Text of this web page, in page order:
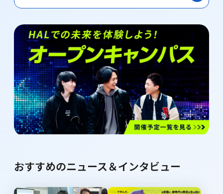
おすすめのニュース＆インタビュー